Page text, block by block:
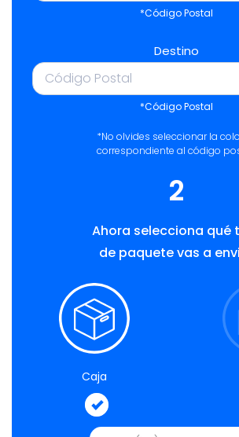
*Código Postal
Destino
*Código Postal
*No olvides seleccionar la
correspondiente al código
2
Ahora selecciona qué
de paquete vas a
Caja